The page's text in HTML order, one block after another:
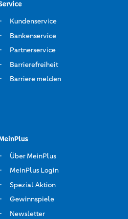
Kundenservice
Bankenservice
Partnerservice
Barrierefreiheit
Barriere melden
Über MeinPlus
MeinPlus Login
Spezial Aktion
Gewinnspiele
Newsletter